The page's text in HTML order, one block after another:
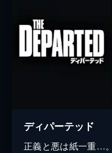
ディパーテッド
正義と悪は紙一重…